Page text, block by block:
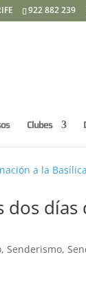
922 882 239
Clubes
,Senderismo,